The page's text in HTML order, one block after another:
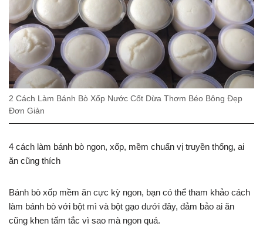
2 Cách Làm Bánh Bò Xốp Nước Cốt Dừa Thơm Béo Bông Đẹp
Đơn Giản
4 cách làm bánh bò ngon, xốp, mềm chuẩn vị truyền thống, ai
ăn cũng thích
Bánh bò xốp mềm ăn cực kỳ ngon, bạn có thể tham khảo cách
làm bánh bò với bột mì và bột gạo dưới đây, đảm bảo ai ăn
cũng khen tấm tắc vì sao mà ngon quá.